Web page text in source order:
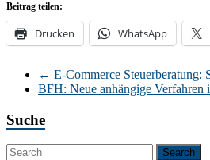
Beitrag teilen:
Drucken WhatsApp
← E-Commerce Steuerberatung:
BFH: Neue anhängige Verfahren
Suche